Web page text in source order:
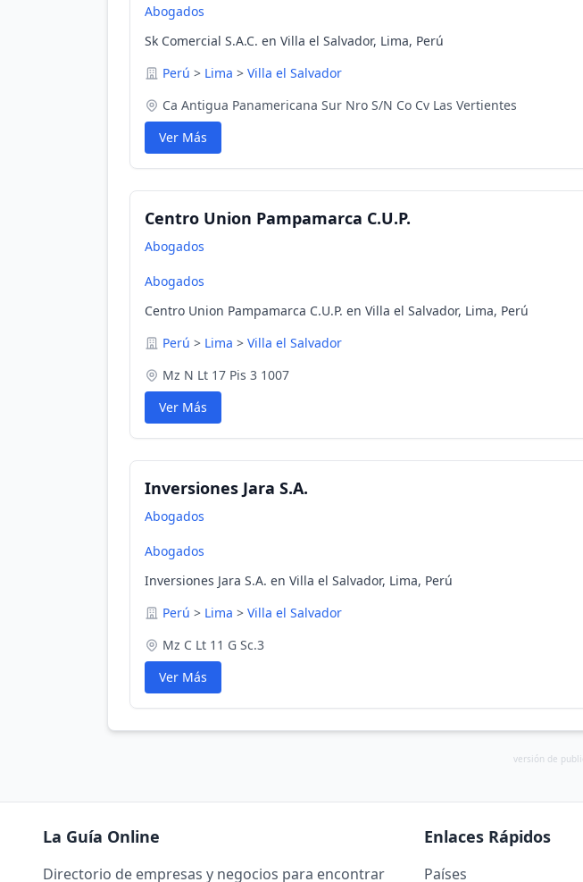
Abogados
Sk Comercial S.A.C. en Villa el Salvador, Lima, Perú
Perú > Lima > Villa el Salvador
Ca Antigua Panamericana Sur Nro S/N Co Cv Las Vertientes
Ver Más
Centro Union Pampamarca C.U.P.
Abogados
Abogados
Centro Union Pampamarca C.U.P. en Villa el Salvador, Lima, Perú
Perú > Lima > Villa el Salvador
Mz N Lt 17 Pis 3 1007
Ver Más
Inversiones Jara S.A.
Abogados
Abogados
Inversiones Jara S.A. en Villa el Salvador, Lima, Perú
Perú > Lima > Villa el Salvador
Mz C Lt 11 G Sc.3
Ver Más
versión de
La Guía Online
Directorio de empresas y negocios para encontrar
Enlaces Rápidos
Países